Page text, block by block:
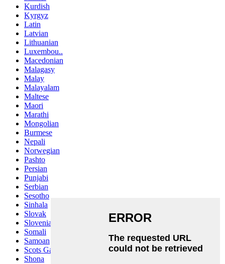
Kurdish
Kyrgyz
Latin
Latvian
Lithuanian
Luxembou..
Macedonian
Malagasy
Malay
Malayalam
Maltese
Maori
Marathi
Mongolian
Burmese
Nepali
Norwegian
Pashto
Persian
Punjabi
Serbian
Sesotho
Sinhala
Slovak
Slovenian
Somali
Samoan
Scots Gaelic
Shona